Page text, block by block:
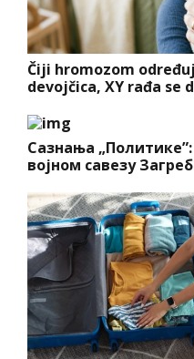
Čiji hromozom
devojčica, XY rađa se
Сазнања
војном савезу